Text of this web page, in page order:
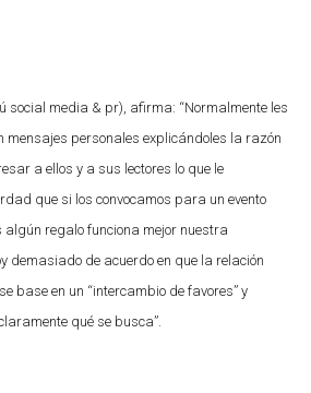
social media & pr), afirma: “Normalmente les
mensajes personales explicándoles la razón
a ellos y a sus lectores lo que le
que si los convocamos para un evento
algún regalo funciona mejor nuestra
demasiado de acuerdo en que la relación
base en un “intercambio de favores” y
qué se busca”.